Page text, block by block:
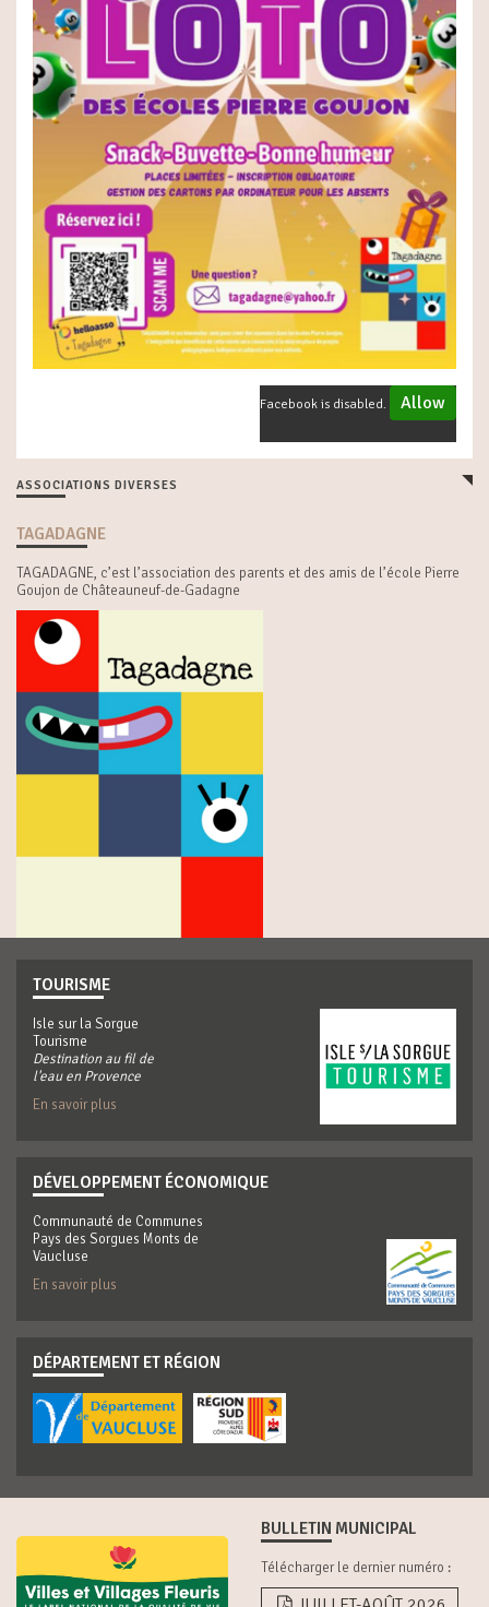
Facebook is disabled. Allow
ASSOCIATIONS DIVERSES
TAGADAGNE
TAGADAGNE, c’est l’association des parents et des amis de l’école Pierre
Goujon de Châteauneuf-de-Gadagne
TOURISME
Isle sur la Sorgue
Tourisme
Destination au fil de
l'eau en Provence
En savoir plus
DÉVELOPPEMENT ÉCONOMIQUE
Communauté de Communes
Pays des Sorgues Monts de
Vaucluse
En savoir plus
DÉPARTEMENT ET RÉGION
BULLETIN MUNICIPAL
Télécharger le dernier numéro :